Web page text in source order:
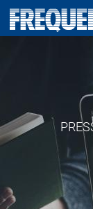
Direkt
zum
Inhalt